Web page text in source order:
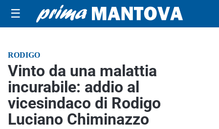
☰
RODIGO
Vinto da una malattia
incurabile: addio al
vicesindaco di Rodigo
Luciano Chiminazzo